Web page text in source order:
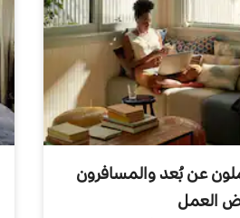
عن بُعد والمسافرون
العمل